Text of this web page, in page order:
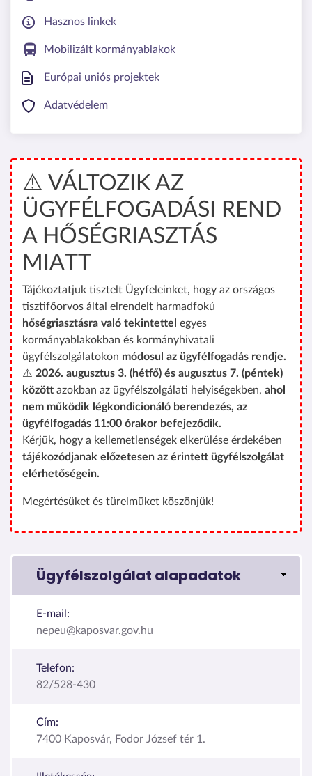
Hasznos linkek
Mobilizált kormányablakok
Európai uniós projektek
Adatvédelem
⚠️ VÁLTOZIK AZ
ÜGYFÉLFOGADÁSI REND
A HŐSÉGRIASZTÁS
MIATT
Tájékoztatjuk tisztelt Ügyfeleinket, hogy az országos
tisztifőorvos által elrendelt harmadfokú
hőségriasztásra való tekintettel egyes
kormányablakokban és kormányhivatali
ügyfélszolgálatokon módosul az ügyfélfogadás rendje.
⚠️ 2026. augusztus 3. (hétfő) és augusztus 7. (péntek)
között azokban az ügyfélszolgálati helyiségekben, ahol
nem működik légkondicionáló berendezés, az
ügyfélfogadás 11:00 órakor befejeződik.
Kérjük, hogy a kellemetlenségek elkerülése érdekében
tájékozódjanak előzetesen az érintett ügyfélszolgálat
elérhetőségein.
Megértésüket és türelmüket köszönjük!
Ügyfélszolgálat alapadatok
E-mail:
nepeu@kaposvar.gov.hu
Telefon:
82/528-430
Cím:
7400 Kaposvár, Fodor József tér 1.